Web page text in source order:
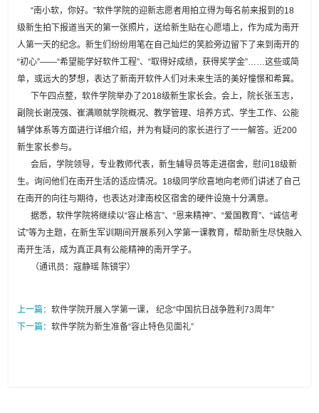
“南小软，你好。”软件学院的迎新志愿者用拍立得为每名前来报到的18
级新生拍下报道当天的第一张照片，送给新生贴在心愿墙上，作为成为南开
人第一天的纪念。新生们纷纷用笔在自己灿烂的笑脸旁边留下了来到南开的
“初心”——“希望能学好软件工程”、“取得好成绩，获得奖学金”……这些或简
单，或远大的梦想，表达了新南开软件人们对未来生活的美好憧憬和希冀。
下午四点整，软件学院举办了2018级新生家长会。会上，院长张玉志，
副院长谢茂强、崔满顺就学院概况、教学管理、培养方式、学生工作、公能
辅学体系等方面进行详细介绍，并为有疑问的家长进行了一一解答。近200
新生家长参与。
会后，学院领导，专业教师代表，新生辅导员等走进宿舍，慰问18级新
生。询问他们在南开生活的适应情况。18级同学欣喜地向老师们讲述了自己
在南开的向往与期待，也表达对津南校区宿舍的硬件设施十分满意。
据悉，软件学院将继续以“容止格言”、“恩来精神”、“爱国教育”、“诚信考
试”等为主题，在新生军训期间开展系列入学第一课教育，帮助新生尽快融入
南开生活，成为真正具有公能精神的南开学子。
（通讯员：寇静瑶 陈镜宇）
上一篇： 软件学院开展入学第一课， 纪念“中国抗日战争胜利73周年”
下一篇： 软件学院为新生准备“容止特色见面礼”